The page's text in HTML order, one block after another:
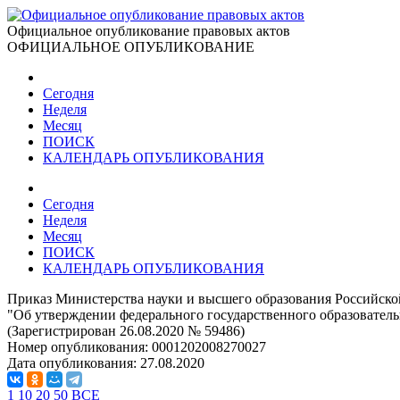
Официальное опубликование правовых актов
ОФИЦИАЛЬНОЕ ОПУБЛИКОВАНИЕ
Сегодня
Неделя
Месяц
ПОИСК
КАЛЕНДАРЬ ОПУБЛИКОВАНИЯ
Сегодня
Неделя
Месяц
ПОИСК
КАЛЕНДАРЬ ОПУБЛИКОВАНИЯ
Приказ Министерства науки и высшего образования
"Об утверждении федерального государственного
(Зарегистрирован 26.08.2020 № 59486)
Номер опубликования: 0001202008270027
Дата опубликования: 27.08.2020
1 10 20 50 ВСЕ